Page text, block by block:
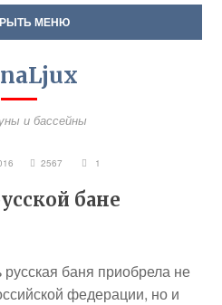
МЕНЮ
и бассейны
2567 1
бане
баня приобрела не
федерации, но и